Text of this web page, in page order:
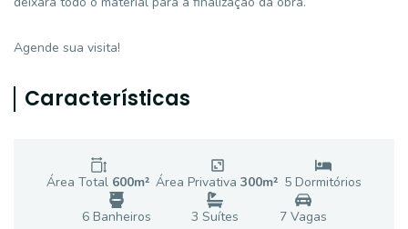
Agende sua visita!
Características
Área Total 600m² Área Privativa 300m² 5 Dormitórios
6Banheiros 3 Suítes 7Vagas